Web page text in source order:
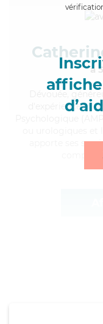
à
,
d'expérience et
apporte ses